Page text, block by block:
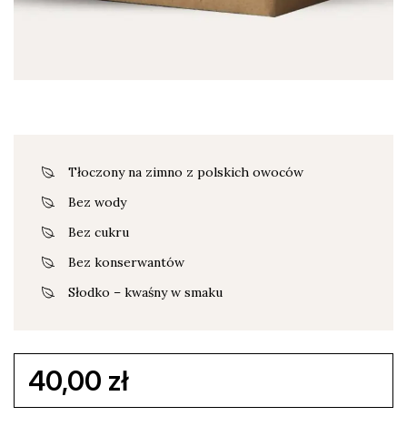
Tłoczony na zimno z polskich owoców
Bez wody
Bez cukru
Bez konserwantów
Słodko – kwaśny w smaku
40,00 zł